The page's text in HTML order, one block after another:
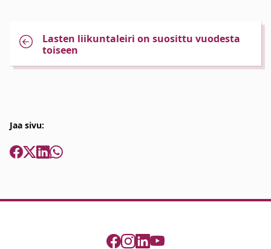
Lasten liikuntaleiri on suosittu vuodesta
toiseen
Jaa sivu: